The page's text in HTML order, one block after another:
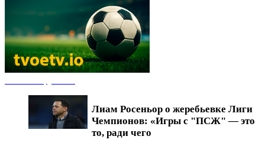
Лиам Росеньор о жеребьевке Лиги
Чемпионов: «Игры с "ПСЖ" — это
то, ради чего